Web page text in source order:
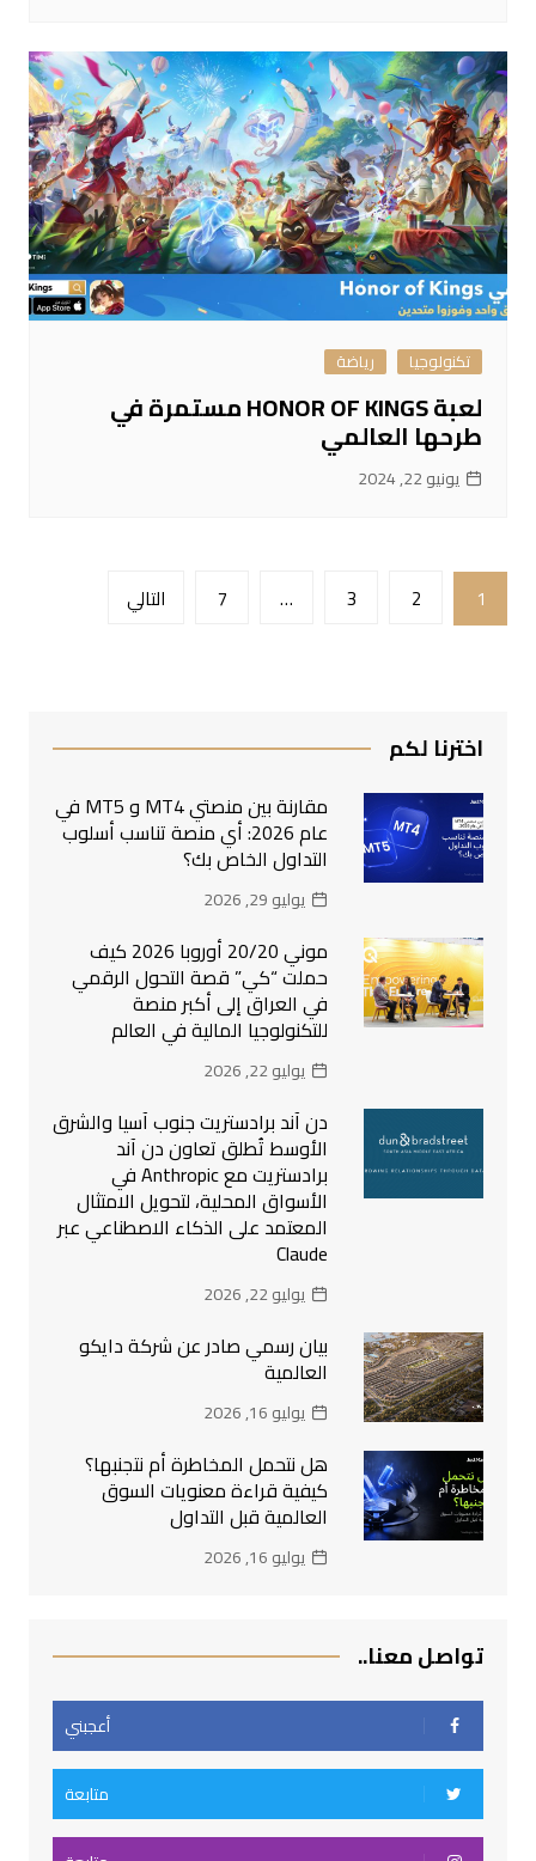
تكنولوجيا رياضة
لعبة HONOR OF KINGS مستمرة في
طرحها العالمي
يونيو 22, 2024
تعدد
صفحات
1
2
3
…
7 التالي
اخترنا لكم
مقارنة بين منصتي MT4 و MT5 في
عام 2026: أي منصة تناسب أسلوب
التداول الخاص بك؟
يوليو 29, 2026
موني 20/20 أوروبا 2026 كيف
حملت “كي” قصة التحول الرقمي
في العراق إلى أكبر منصة
للتكنولوجيا المالية في العالم
يوليو 22, 2026
دن آند برادستريت جنوب آسيا والشرق
الأوسط تُطلق تعاون دن آند
برادستريت مع Anthropic في
الأسواق المحلية، لتحويل الامتثال
المعتمد على الذكاء الاصطناعي عبر
Claude
يوليو 22, 2026
بيان رسمي صادر عن شركة دايكو
العالمية
يوليو 16, 2026
هل نتحمل المخاطرة أم نتجنبها؟
كيفية قراءة معنويات السوق
العالمية قبل التداول
يوليو 16, 2026
تواصل معنا..
أعجبني
متابعة